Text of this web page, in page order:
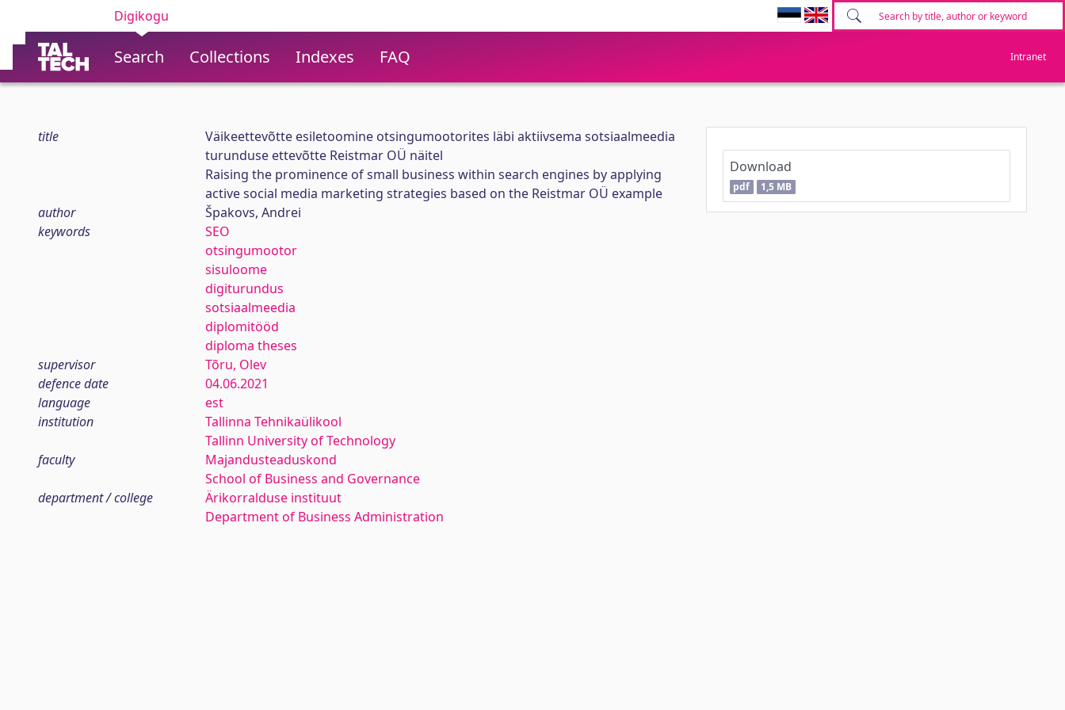
Digikogu
Search Collections Indexes FAQ Intranet
title
Väikeettevõtte esiletoomine otsingumootorites läbi aktiivsema sotsiaalmeedia
turunduse ettevõtte Reistmar OÜ näitel
Raising the prominence of small business within search engines by applying
active social media marketing strategies based on the Reistmar OÜ example
author
Špakovs, Andrei
keywords
SEO
otsingumootor
sisuloome
digiturundus
sotsiaalmeedia
diplomitööd
diploma theses
supervisor
Tõru, Olev
defence date
04.06.2021
language
est
institution
Tallinna Tehnikaülikool
Tallinn University of Technology
faculty
Majandusteaduskond
School of Business and Governance
department / college
Ärikorralduse instituut
Department of Business Administration
Download
pdf 1,5 MB